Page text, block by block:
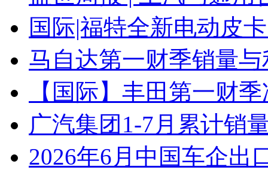
国际|福特全新电动皮
马自达第一财季销量
【国际】丰田第一财
广汽集团1-7月累计销
2026年6月中国车企出